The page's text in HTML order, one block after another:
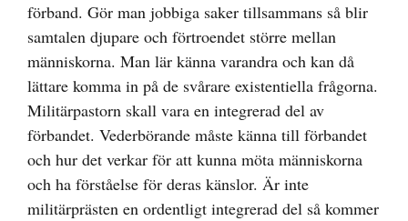
förband. Gör man jobbiga saker tillsammans så blir
samtalen djupare och förtroendet större mellan
människorna. Man lär känna varandra och kan då
lättare komma in på de svårare existentiella frågorna.
Militärpastorn skall vara en integrerad del av
förbandet. Vederbörande måste känna till förbandet
och hur det verkar för att kunna möta människorna
och ha förståelse för deras känslor. Är inte
militärprästen en ordentligt integrerad del så kommer